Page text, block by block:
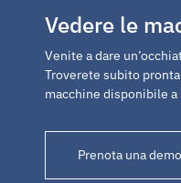
Vedere le
Venite a dare
Troverete subito
macchine disponibile a
Prenota una demo